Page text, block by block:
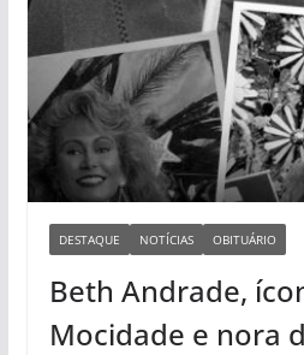
DESTAQUE NOTÍCIAS OBITUÁRIO
Beth Andrade,
Mocidade e nora